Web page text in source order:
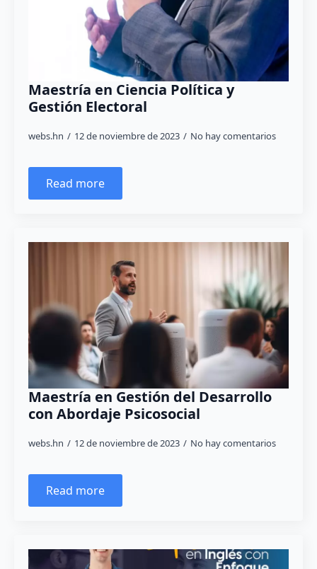
Maestría en Ciencia Política y
Gestión Electoral
webs.hn 12 de noviembre de 2023 No hay comentarios
Read more
Maestría en Gestión del Desarrollo
con Abordaje Psicosocial
webs.hn 12 de noviembre de 2023 No hay comentarios
Read more